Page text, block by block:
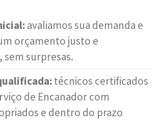
avaliamos sua demanda e
orçamento justo e
surpresas.
técnicos certificados
de Encanador com
e dentro do prazo